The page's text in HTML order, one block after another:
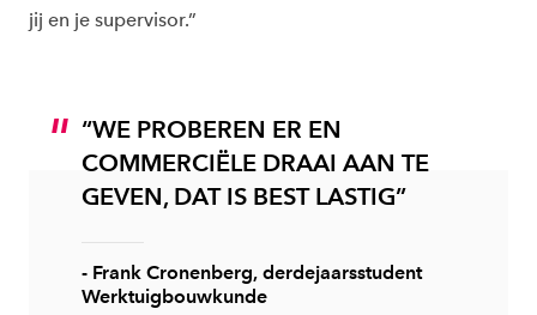
jij en je supervisor.”
“WE PROBEREN ER EN
COMMERCIËLE DRAAI AAN TE
GEVEN, DAT IS BEST LASTIG”
- Frank Cronenberg, derdejaarsstudent
Werktuigbouwkunde